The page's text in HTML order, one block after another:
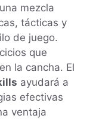
mezcla
tácticas y
de juego.
que
la cancha. El
ayudará a
efectivas
ventaja